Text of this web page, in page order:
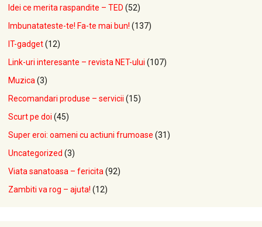
Idei ce merita raspandite – TED (52)
Imbunatateste-te! Fa-te mai bun! (137)
IT-gadget(12)
Link-uri interesante – revista NET-ului (107)
Muzica (3)
Recomandari produse – servicii (15)
Scurt pe doi (45)
Super eroi: oameni cu actiuni frumoase (31)
Uncategorized (3)
Viata sanatoasa – fericita (92)
Zambiti va rog – ajuta! (12)